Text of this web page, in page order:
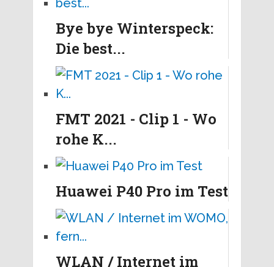
Bye bye Winterspeck:
Die best...
FMT 2021 - Clip 1 - Wo
rohe K...
Huawei P40 Pro im Test
WLAN / Internet im